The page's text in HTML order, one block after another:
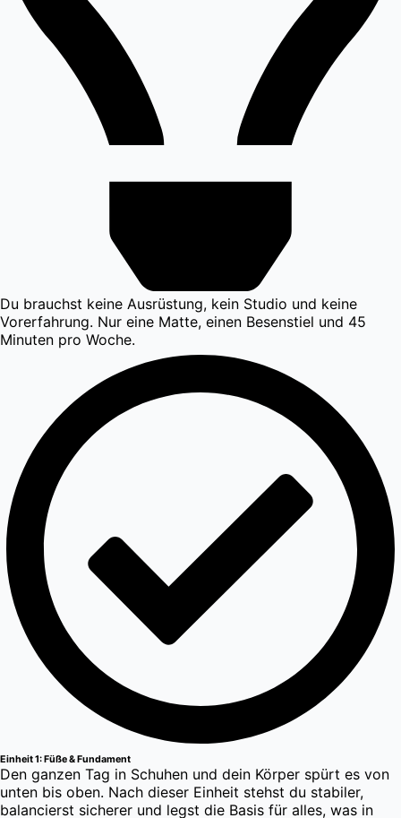
Du brauchst keine Ausrüstung, kein Studio und keine
Vorerfahrung. Nur eine Matte, einen Besenstiel und 45
Minuten pro Woche.
Einheit 1: Füße & Fundament
Den ganzen Tag in Schuhen und dein Körper spürt es von
unten bis oben. Nach dieser Einheit stehst du stabiler,
balancierst sicherer und legst die Basis für alles, was in